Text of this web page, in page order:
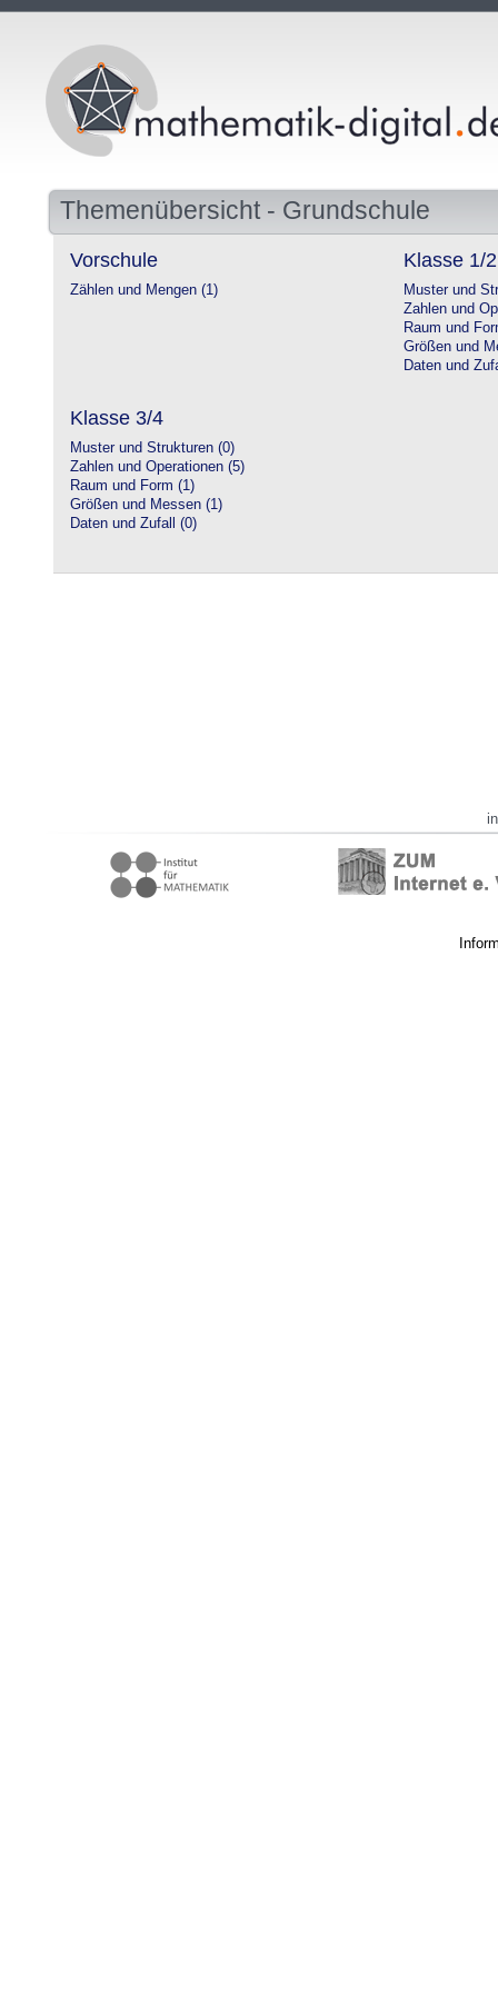
Themenübersicht - Grundschule
Vorschule
Zählen und Mengen (1)
Klasse 1/2
Muster und
Zahlen und
Raum und
Größen und
Daten und
Klasse 3/4
Muster und Strukturen (0)
Zahlen und Operationen (5)
Raum und Form (1)
Größen und Messen (1)
Daten und Zufall (0)